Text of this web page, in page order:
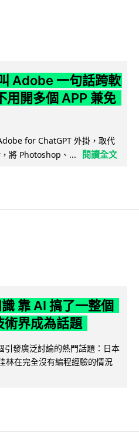
Adobe 一句話跨軟
用開多個 APP 兼免
for ChatGPT 外掛，取代
將 Photoshop、...
閱讀全文
靠 AI 搞了一整個
術界成為話題
引發廣泛討論的熱門話題：日本
林在完全沒有編程經驗的情況